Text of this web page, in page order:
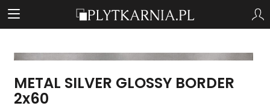
METAL SILVER GLOSSY BORDER
2x60